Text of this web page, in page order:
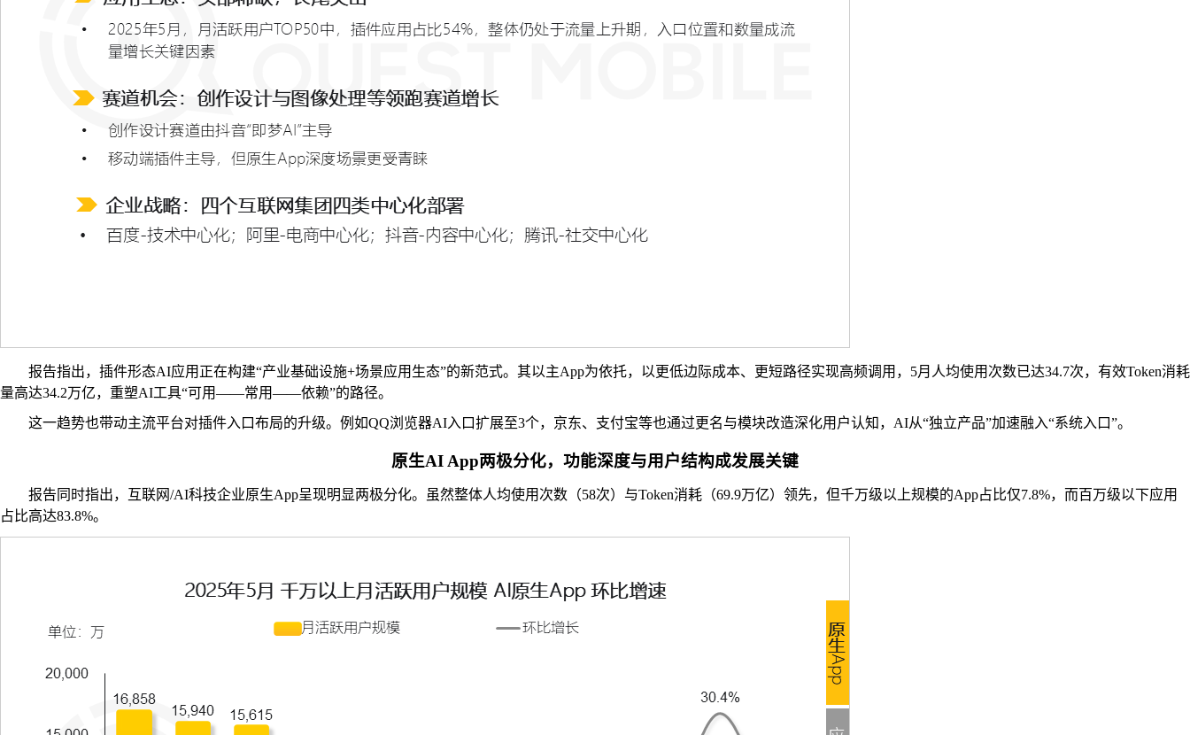
报告指出，插件形态AI应用正在构建“产业基础设施+场景应用生态”的新范式。其以主App为依托，以更低边际成本、更短路径实现高频调用，5月人均使用次数已达34.7次，有效Token消耗
量高达34.2万亿，重塑AI工具“可用——常用——依赖”的路径。
这一趋势也带动主流平台对插件入口布局的升级。例如QQ浏览器AI入口扩展至3个，京东、支付宝等也通过更名与模块改造深化用户认知，AI从“独立产品”加速融入“系统入口”。
原生AI App两极分化，功能深度与用户结构成发展关键
报告同时指出，互联网/AI科技企业原生App呈现明显两极分化。虽然整体人均使用次数（58次）与Token消耗（69.9万亿）领先，但千万级以上规模的App占比仅7.8%，而百万级以下应用
占比高达83.8%。